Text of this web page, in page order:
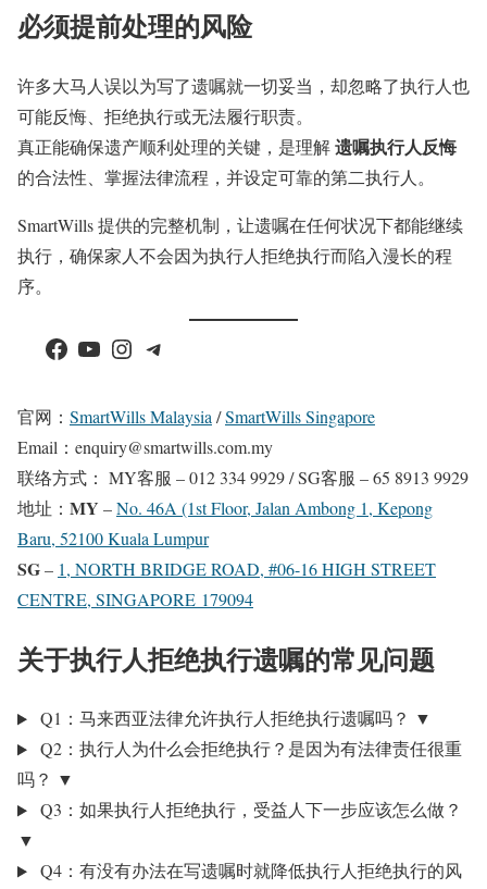
必须提前处理的风险
许多大马人误以为写了遗嘱就一切妥当，却忽略了执行人也
可能反悔、拒绝执行或无法履行职责。
真正能确保遗产顺利处理的关键，是理解遗嘱执行人反悔
的合法性、掌握法律流程，并设定可靠的第二执行人。
SmartWills 提供的完整机制，让遗嘱在任何状况下都能继续
执行，确保家人不会因为执行人拒绝执行而陷入漫长的程
序。
Facebook YouTube Instagram Telegram
官网： SmartWills Malaysia /SmartWills Singapore
Email：enquiry@smartwills.com.my
联络方式： MY客服 – 012 334 9929 / SG客服 – 65 8913 9929
地址： MY –No. 46A (1st Floor, Jalan Ambong 1, Kepong
Baru, 52100 Kuala Lumpur
SG– 1, NORTH BRIDGE ROAD, #06-16 HIGH STREET
CENTRE, SINGAPORE 179094
关于执行人拒绝执行遗嘱的常见问题
Q1：马来西亚法律允许执行人拒绝执行遗嘱吗？ ▼
Q2：执行人为什么会拒绝执行？是因为有法律责任很重
吗？ ▼
Q3：如果执行人拒绝执行，受益人下一步应该怎么做？
▼
Q4：有没有办法在写遗嘱时就降低执行人拒绝执行的风